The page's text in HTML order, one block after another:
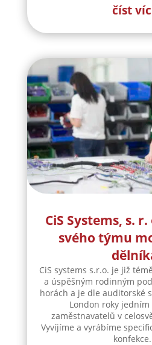
číst
CiS Systems, s.
svého týmu
CiS systems s.r.o. je již
a úspěšným rodinným
horách a je dle auditorské
London roky
zaměstnavatelů v
Vyvíjíme a vyrábíme